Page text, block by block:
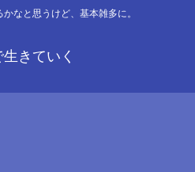
なと思うけど、基本雑多に。
きていく